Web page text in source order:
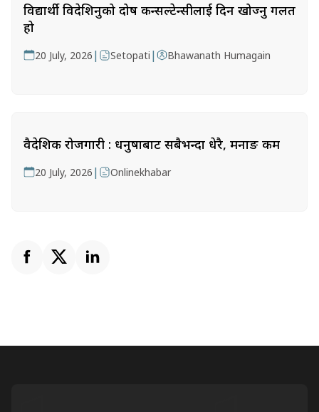
विद्यार्थी विदेशिनुको दोष कन्सल्टेन्सीलाई दिन खोज्नु गलत
हो
20 July, 2026 | Setopati | Bhawanath Humagain
वैदेशिक रोजगारी : धनुषाबाट सबैभन्दा धेरै, मनाङ कम
20 July, 2026 | Onlinekhabar